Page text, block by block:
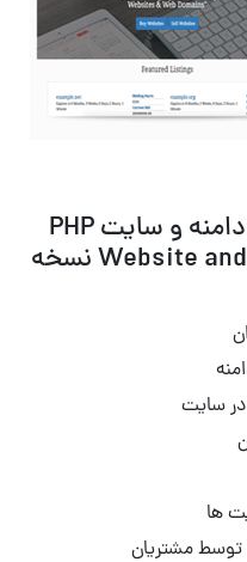
امکانات اسکریپت فروش دامنه و سایت PHP
Website and Domains Marketplace نسخه
در سایت
ها
توسط مشتریان